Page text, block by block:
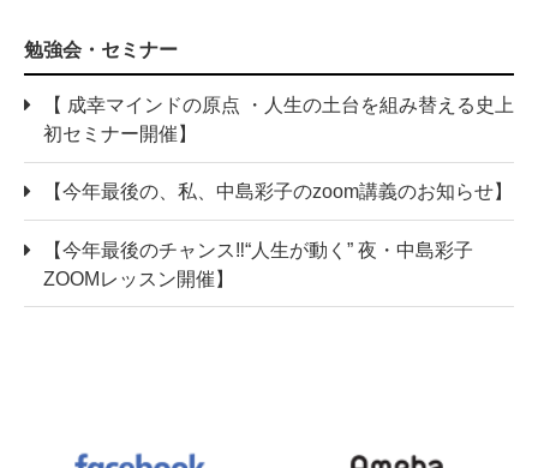
勉強会・セミナー
【 成幸マインドの原点 ・人生の土台を組み替える史上
初セミナー開催】
【今年最後の、私、中島彩子のzoom講義のお知らせ】
【今年最後のチャンス‼“人生が動く” 夜・中島彩子
ZOOMレッスン開催】